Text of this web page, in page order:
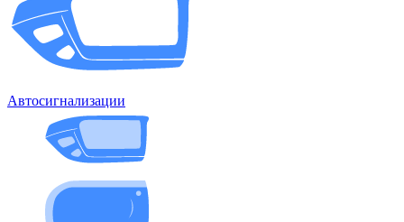
Автосигнализации